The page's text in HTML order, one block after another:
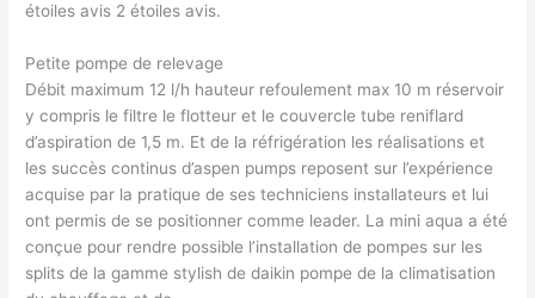
étoiles avis 2 étoiles avis.
Petite pompe de relevage
Débit maximum 12 l/h hauteur refoulement max 10 m réservoir
y compris le filtre le flotteur et le couvercle tube reniflard
d’aspiration de 1,5 m. Et de la réfrigération les réalisations et
les succès continus d’aspen pumps reposent sur l’expérience
acquise par la pratique de ses techniciens installateurs et lui
ont permis de se positionner comme leader. La mini aqua a été
conçue pour rendre possible l’installation de pompes sur les
splits de la gamme stylish de daikin pompe de la climatisation